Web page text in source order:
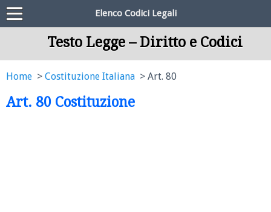
Elenco Codici Legali
Testo Legge – Diritto e Codici
Home Costituzione Italiana Art. 80
Art. 80 Costituzione